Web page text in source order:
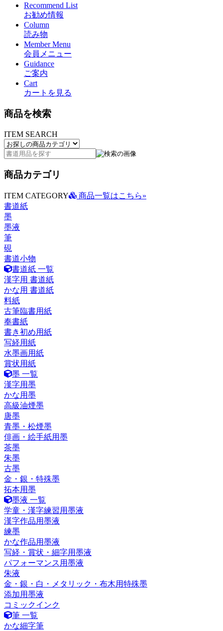
Recommend List
お勧め情報
Column
読み物
Member Menu
会員メニュー
Guidance
ご案内
Cart
カートを見る
商品を検索
ITEM SEARCH
商品カテゴリ
ITEM CATEGORY
商品一覧はこちら»
書道紙
墨
墨液
筆
硯
書道小物
書道紙 一覧
漢字用 書道紙
かな用 書道紙
料紙
古筆臨書用紙
奉書紙
書き初め用紙
写経用紙
水墨画用紙
賞状用紙
墨 一覧
漢字用墨
かな用墨
高級油煙墨
唐墨
青墨・松煙墨
俳画・絵手紙用墨
茶墨
朱墨
古墨
金・銀・特殊墨
拓本用墨
墨液 一覧
学童・漢字練習用墨液
漢字作品用墨液
練墨
かな作品用墨液
写経・賞状・細字用墨液
パフォーマンス用墨液
朱液
金・銀・白・メタリック・布木用特殊墨
添加用墨液
コミックインク
筆 一覧
かな細字筆